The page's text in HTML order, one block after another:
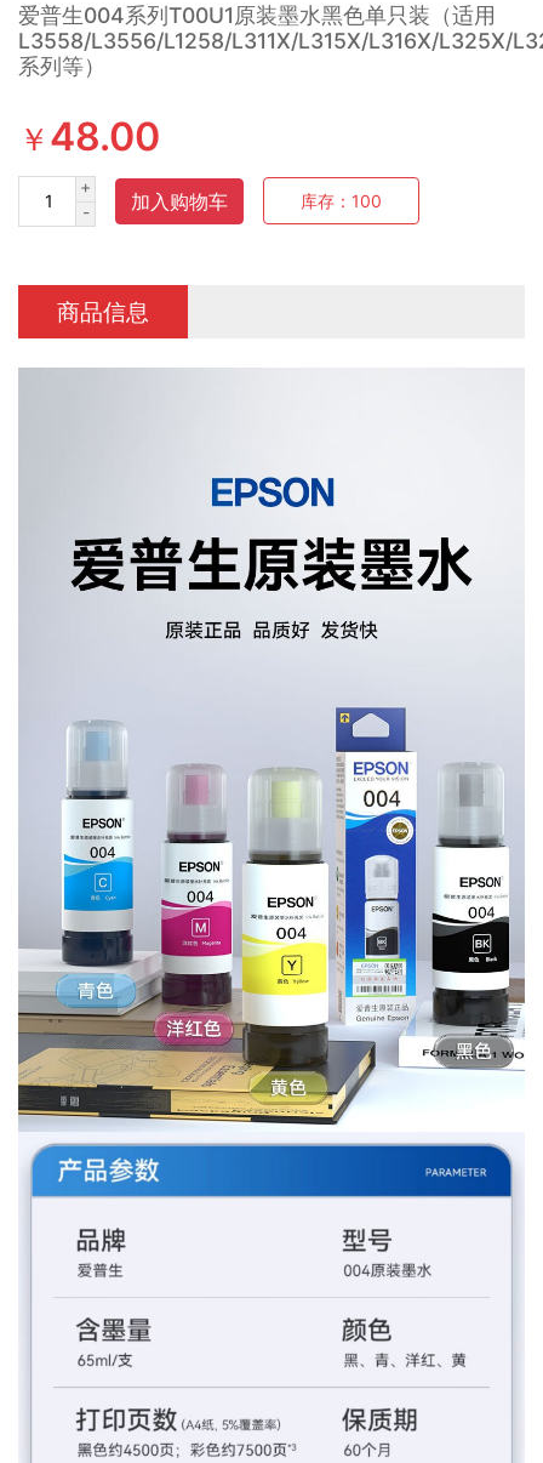
爱普生004系列T00U1原装墨水黑色单只装（适用
L3558/L3556/L1258/L311X/L315X/L316X/L325X/
系列等）
￥ 48.00
+
-
加入购物车 库存： 100
商品信息